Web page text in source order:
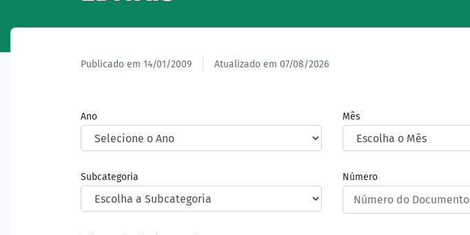
Publicado em 14/01/2009 Atualizado em 07/08/2026
Ano Mês
Subcategoria Número